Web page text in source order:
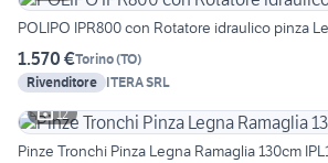
POLIPO IPR800 con Rotatore idraulico pinza
1.570 €Torino(TO)
Rivenditore ITERA SRL
12
Pinze Tronchi Pinza Legna Ramaglia 130cm